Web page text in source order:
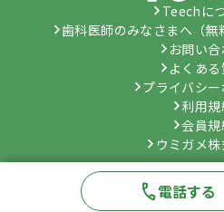
Teechに
歯科医師のみなさまへ（無
お問い
よくあ
プライバシ
利用
会員
ウミガメ
© Umygame Co., Ltd.